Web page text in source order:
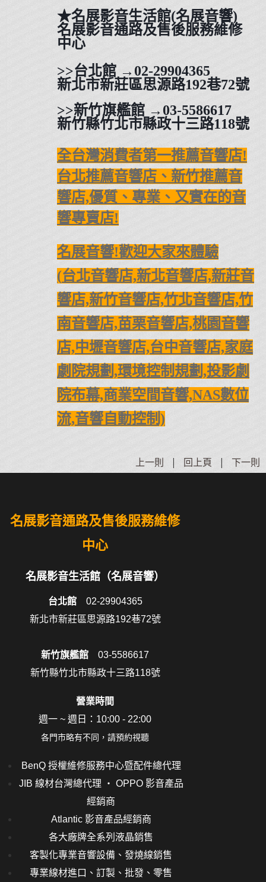
★名展影音生活館(名展音響)
名展影音通路及售後服務維修
中心
>>台北館 →02-29904365
新北市新莊區思源路192巷72號
>>新竹旗艦館 → 03-5586617
新竹縣竹北市縣政十三路118號
全台灣消費者第一推薦音響店!
台北推薦音響店、新竹推薦音
響店,優質、專業、又實在的音
響專賣店!
名展音響!歡迎大家來體驗
(台北音響店,新北音響店,新莊音
響店,新竹音響店,竹北音響店,竹
南音響店,苗栗音響店,桃園音響
店,中壢音響店,台中音響店,家庭
劇院規劃,環境控制規劃,投影劇
院布幕,商業空間音響,NAS數位
流,音響自動控制)
上一則 | 回上頁 | 下一則
名展影音通路及售後服務維修
中心
名展影音生活館（名展音響）
台北館02-29904365
新北市新莊區思源路192巷72號
新竹旗艦館 03-5586617
新竹縣竹北市縣政十三路118號
營業時間
週一 ~ 週日：10:00 - 22:00
各門市略有不同，請預約視聽
BenQ 授權維修服務中心暨配件總代理
JIB 線材台灣總代理 ‧ OPPO 影音產品
經銷商
Atlantic 影音產品經銷商
各大廠牌全系列液晶銷售
客製化專業音響設備、發燒線銷售
專業線材進口、訂製、批發、零售